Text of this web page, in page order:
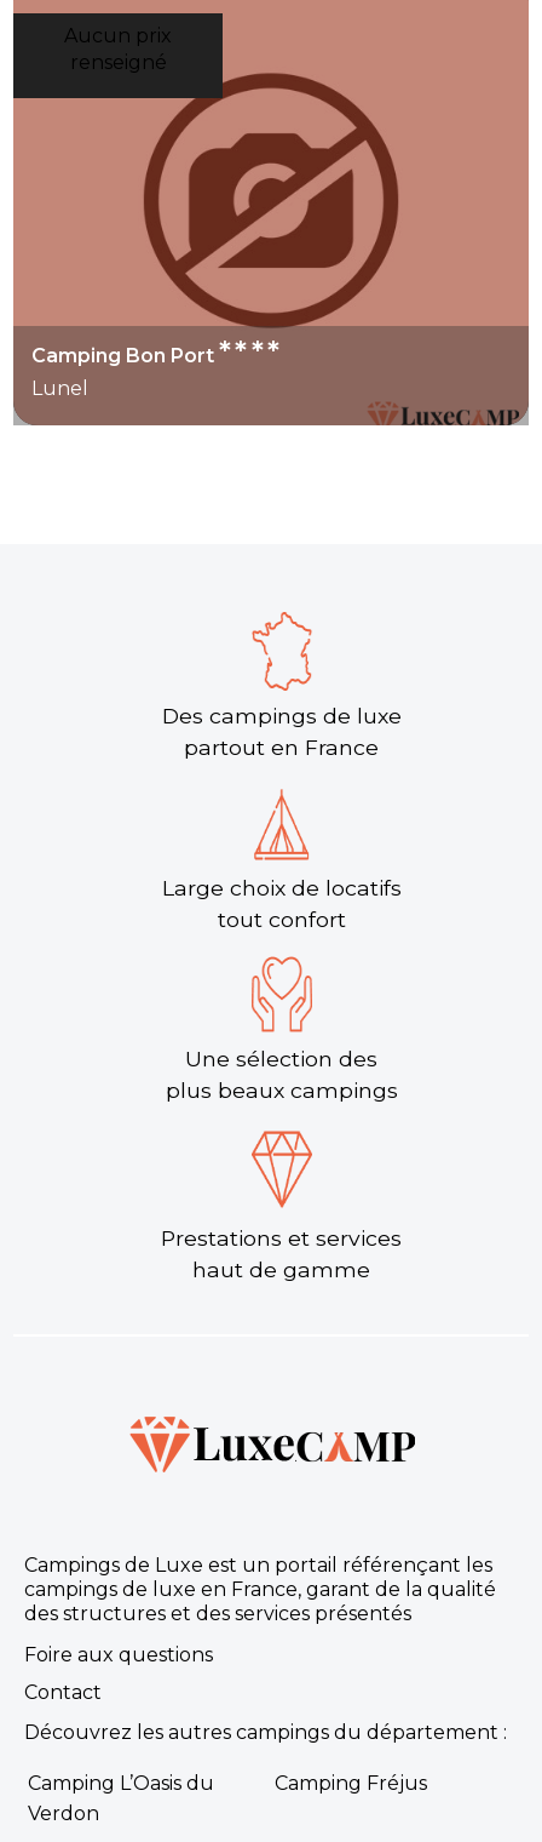
Aucun prix
renseigné
Camping Bon Port****
Lunel
Des campings de luxe
partout en France
Large choix de locatifs
tout confort
Une sélection des
plus beaux campings
Prestations et services
haut de gamme
Campings de Luxe est un portail référençant les
campings de luxe en France, garant de la qualité
des structures et des services présentés
Foire aux questions
Contact
Découvrez les autres campings du département :
Camping L’Oasis du
Verdon
Camping Fréjus